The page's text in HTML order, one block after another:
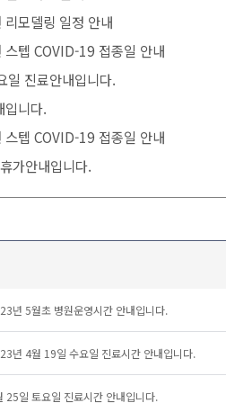
리모델링 일정 안내
스텝 COVID-19 접종일 안내
일 진료안내입니다.
입니다.
스텝 COVID-19 접종일 안내
가안내입니다.
년 5월초 병원운영시간 안내입니다.
년 4월 19일 수요일 진료시간 안내입니다.
25일 토요일 진료시간 안내입니다.